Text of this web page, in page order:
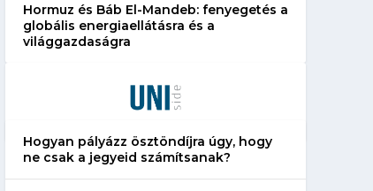
Több módosítást is javasol a
PSZ a szakképzés
önéletrajzot? Így
Hormuz és Báb El-Mandeb: fenyegetés a
globális energiaellátásra és a
világgazdaságra
Hogyan pályázz ösztöndíjra úgy, hogy
ne csak a jegyeid számítsanak?